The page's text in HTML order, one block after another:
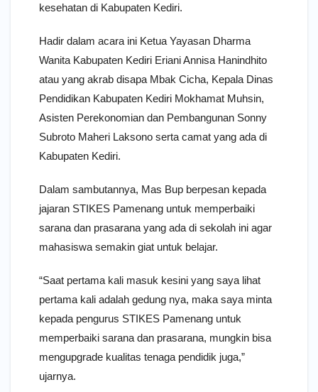
kesehatan di Kabupaten Kediri.
Hadir dalam acara ini Ketua Yayasan Dharma
Wanita Kabupaten Kediri Eriani Annisa Hanindhito
atau yang akrab disapa Mbak Cicha, Kepala Dinas
Pendidikan Kabupaten Kediri Mokhamat Muhsin,
Asisten Perekonomian dan Pembangunan Sonny
Subroto Maheri Laksono serta camat yang ada di
Kabupaten Kediri.
Dalam sambutannya, Mas Bup berpesan kepada
jajaran STIKES Pamenang untuk memperbaiki
sarana dan prasarana yang ada di sekolah ini agar
mahasiswa semakin giat untuk belajar.
“Saat pertama kali masuk kesini yang saya lihat
pertama kali adalah gedung nya, maka saya minta
kepada pengurus STIKES Pamenang untuk
memperbaiki sarana dan prasarana, mungkin bisa
mengupgrade kualitas tenaga pendidik juga,”
ujarnya.